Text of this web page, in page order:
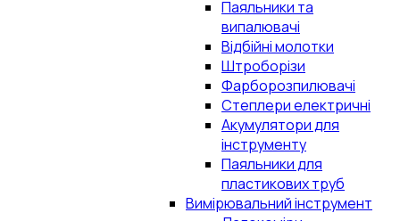
Паяльники та
випалювачі
Відбійні молотки
Штроборізи
Фарборозпилювачі
Степлери електричні
Акумулятори для
інструменту
Паяльники для
пластикових труб
Вимірювальний інструмент